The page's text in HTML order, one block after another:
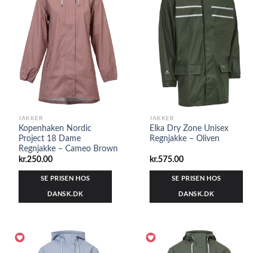
JAKKER
Kopenhaken Nordic
Project 18 Dame
Regnjakke – Cameo Brown
kr.250.00
SE PRISEN HOS
DANSK.DK
JAKKER
Elka Dry Zone Unisex
Regnjakke – Oliven
kr.575.00
SE PRISEN HOS
DANSK.DK